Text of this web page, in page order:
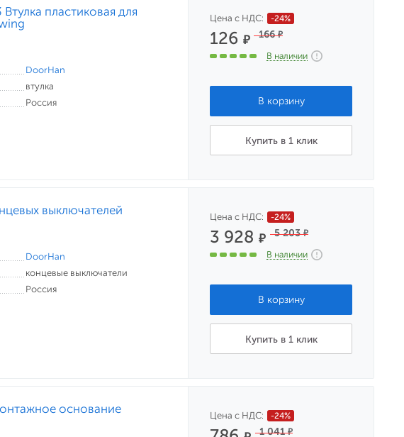
пластиковая для
DoorHan
втулка
Россия
Цена с НДС: -24%
126₽ 166₽
В наличии
Купить в 1 клик
выключателей
DoorHan
концевые выключатели
Россия
Цена с НДС: -24%
3 928₽ 5 203₽
В наличии
Купить в 1 клик
основание Цена с НДС: -24%
1 041₽